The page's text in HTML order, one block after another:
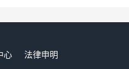
心
法律申明